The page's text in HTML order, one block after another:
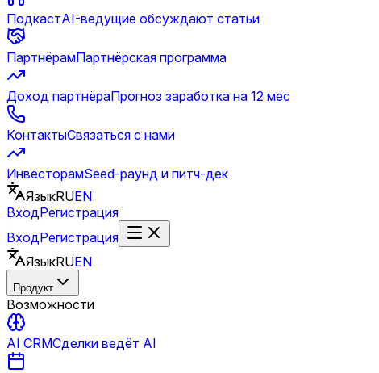
ПодкастAI-ведущие обсуждают статьи
ПартнёрамПартнёрская программа
Доход партнёраПрогноз заработка на 12 мес
КонтактыСвязаться с нами
ИнвесторамSeed-раунд и питч-дек
ЯзыкRUEN
ВходРегистрация
ВходРегистрация
ЯзыкRUEN
Продукт
Возможности
AI CRMСделки ведёт AI